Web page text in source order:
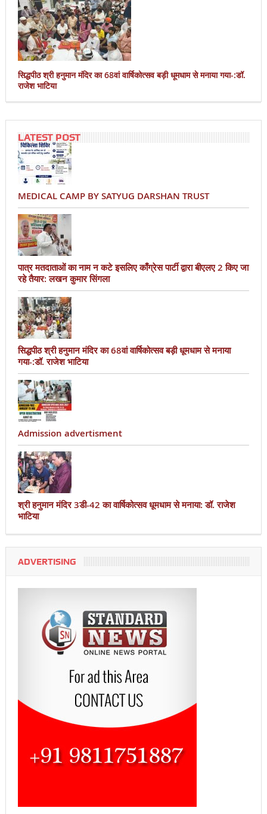
सिद्धपीठ श्री हनुमान मंदिर का 68वां वार्षिकोत्सव बड़ी धूमधाम से मनाया गया-:डॉ.
राजेश भाटिया
LATEST POST
MEDICAL CAMP BY SATYUG DARSHAN TRUST
पात्र मतदाताओं का नाम न कटे इसलिए काँग्रेस पार्टी द्वारा बीएलए 2 किए जा
रहे तैयार: लखन कुमार सिंगला
सिद्धपीठ श्री हनुमान मंदिर का 68वां वार्षिकोत्सव बड़ी धूमधाम से मनाया
गया-:डॉ. राजेश भाटिया
Admission advertisment
श्री हनुमान मंदिर 3डी-42 का वार्षिकोत्सव धूमधाम से मनाया: डॉ. राजेश
भाटिया
ADVERTISING